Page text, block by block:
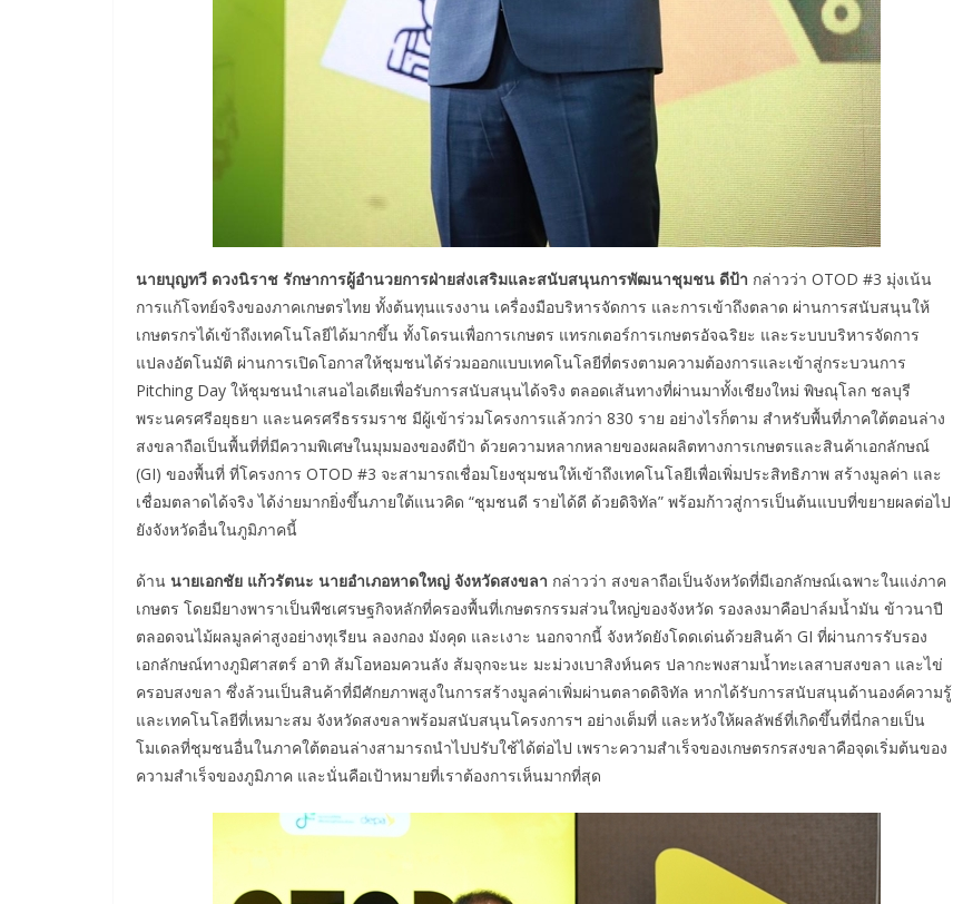
นายบุญทวี ดวงนิราช รักษาการผู้อำนวยการฝ่ายส่งเสริมและสนับสนุนการพัฒนาชุมชน ดีป้า กล่าวว่า OTOD #3 มุ่งเน้น
การแก้โจทย์จริงของภาคเกษตรไทย ทั้งต้นทุนแรงงาน เครื่องมือบริหารจัดการ และการเข้าถึงตลาด ผ่านการสนับสนุนให้
เกษตรกรได้เข้าถึงเทคโนโลยีได้มากขึ้น ทั้งโดรนเพื่อการเกษตร แทรกเตอร์การเกษตรอัจฉริยะ และระบบบริหารจัดการ
แปลงอัตโนมัติ ผ่านการเปิดโอกาสให้ชุมชนได้ร่วมออกแบบเทคโนโลยีที่ตรงตามความต้องการและเข้าสู่กระบวนการ
Pitching Day ให้ชุมชนนำเสนอไอเดียเพื่อรับการสนับสนุนได้จริง ตลอดเส้นทางที่ผ่านมาทั้งเชียงใหม่ พิษณุโลก ชลบุรี
พระนครศรีอยุธยา และนครศรีธรรมราช มีผู้เข้าร่วมโครงการแล้วกว่า 830 ราย อย่างไรก็ตาม สำหรับพื้นที่ภาคใต้ตอนล่าง
สงขลาถือเป็นพื้นที่ที่มีความพิเศษในมุมมองของดีป้า ด้วยความหลากหลายของผลผลิตทางการเกษตรและสินค้าเอกลักษณ์
(GI) ของพื้นที่ ที่โครงการ OTOD #3 จะสามารถเชื่อมโยงชุมชนให้เข้าถึงเทคโนโลยีเพื่อเพิ่มประสิทธิภาพ สร้างมูลค่า และ
เชื่อมตลาดได้จริง ได้ง่ายมากยิ่งขึ้นภายใต้แนวคิด “ชุมชนดี รายได้ดี ด้วยดิจิทัล” พร้อมก้าวสู่การเป็นต้นแบบที่ขยายผลต่อไป
ยังจังหวัดอื่นในภูมิภาคนี้
ด้าน นายเอกชัย แก้วรัตนะ นายอำเภอหาดใหญ่ จังหวัดสงขลา กล่าวว่า สงขลาถือเป็นจังหวัดที่มีเอกลักษณ์เฉพาะในแง่ภาค
เกษตร โดยมียางพาราเป็นพืชเศรษฐกิจหลักที่ครองพื้นที่เกษตรกรรมส่วนใหญ่ของจังหวัด รองลงมาคือปาล์มน้ำมัน ข้าวนาปี
ตลอดจนไม้ผลมูลค่าสูงอย่างทุเรียน ลองกอง มังคุด และเงาะ นอกจากนี้ จังหวัดยังโดดเด่นด้วยสินค้า GI ที่ผ่านการรับรอง
เอกลักษณ์ทางภูมิศาสตร์ อาทิ ส้มโอหอมควนลัง ส้มจุกจะนะ มะม่วงเบาสิงห์นคร ปลากะพงสามน้ำทะเลสาบสงขลา และไข่
ครอบสงขลา ซึ่งล้วนเป็นสินค้าที่มีศักยภาพสูงในการสร้างมูลค่าเพิ่มผ่านตลาดดิจิทัล หากได้รับการสนับสนุนด้านองค์ความรู้
และเทคโนโลยีที่เหมาะสม จังหวัดสงขลาพร้อมสนับสนุนโครงการฯ อย่างเต็มที่ และหวังให้ผลลัพธ์ที่เกิดขึ้นที่นี่กลายเป็น
โมเดลที่ชุมชนอื่นในภาคใต้ตอนล่างสามารถนำไปปรับใช้ได้ต่อไป เพราะความสำเร็จของเกษตรกรสงขลาคือจุดเริ่มต้นของ
ความสำเร็จของภูมิภาค และนั่นคือเป้าหมายที่เราต้องการเห็นมากที่สุด